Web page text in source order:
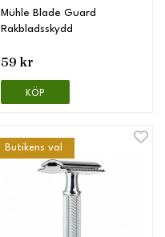
Mühle Blade Guard
Rakbladsskydd
59 kr
KÖP
Butikens val